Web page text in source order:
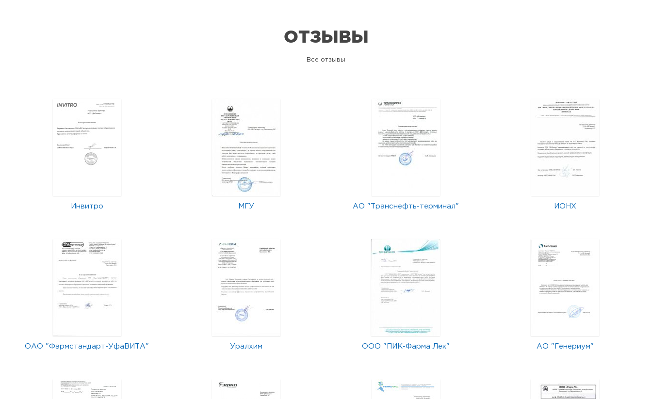
ОТЗЫВЫ
Все отзывы
Инвитро МГУ АО "Транснефть-терминал" ИОНХ
ОАО "Фармстандарт-УфаВИТА" Уралхим ООО "ПИК-Фарма Лек" АО "Генериум"